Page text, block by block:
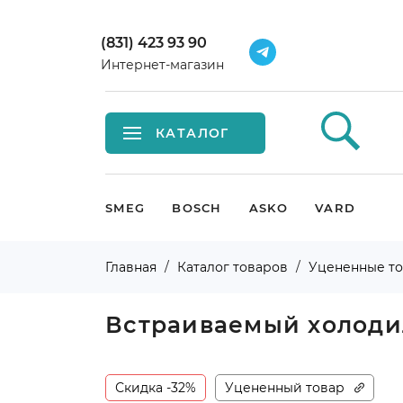
(831) 423 93 90
Интернет-магазин
КАТАЛОГ
Мойки и смесители
Климатическая техника
SMEG BOSCH ASKO VARD
Главная Каталог товаров Уцененные
Встраиваемый
Скидка -32%
Уцененный товар